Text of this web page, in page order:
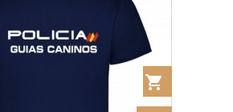
shopping_cart